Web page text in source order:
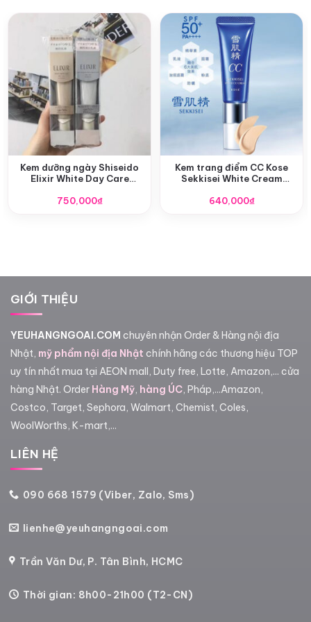
Kem dưỡng ngày Shiseido
Elixir White Day Care
35ml
750,000₫
Kem trang điểm CC Kose
Sekkisei White Cream
640,000₫
GIỚI THIỆU
YEUHANGNGOAI.COM chuyên nhận Order & Hàng nội địa
Nhật, mỹ phẩm nội địa Nhật chính hãng các thương hiệu TOP
uy tín nhất mua tại AEON mall, Duty free, Lotte, Amazon,... cửa
hàng Nhật. Order Hàng Mỹ, hàng ÚC, Pháp,...Amazon,
Costco, Target, Sephora, Walmart, Chemist, Coles,
WoolWorths, K-mart,...
LIÊN HỆ
090 668 1579 (Viber, Zalo, Sms)
lienhe@yeuhangngoai.com
Trần Văn Dư, P. Tân Bình, HCMC
Thời gian: 8h00-21h00 (T2-CN)